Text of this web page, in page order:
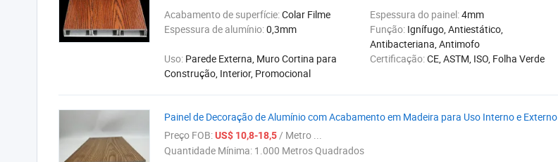
Acabamento de superfície:Colar Filme Espessura do painel:4mm
Espessura de alumínio:0,3mm Função: Ignífugo, Antiestático,
Antibacteriana, Antimofo
Uso: Parede Externa, Muro Cortina para
Construção, Interior, Promocional
Certificação:CE, ASTM, ISO, Folha Verde
Painel de Decoração de Alumínio com Acabamento em Madeira para Uso Interno e Externo
Preço FOB:US$ 10,8-18,5/ Metro ...
Quantidade Mínima: 1.000 Metros Quadrados